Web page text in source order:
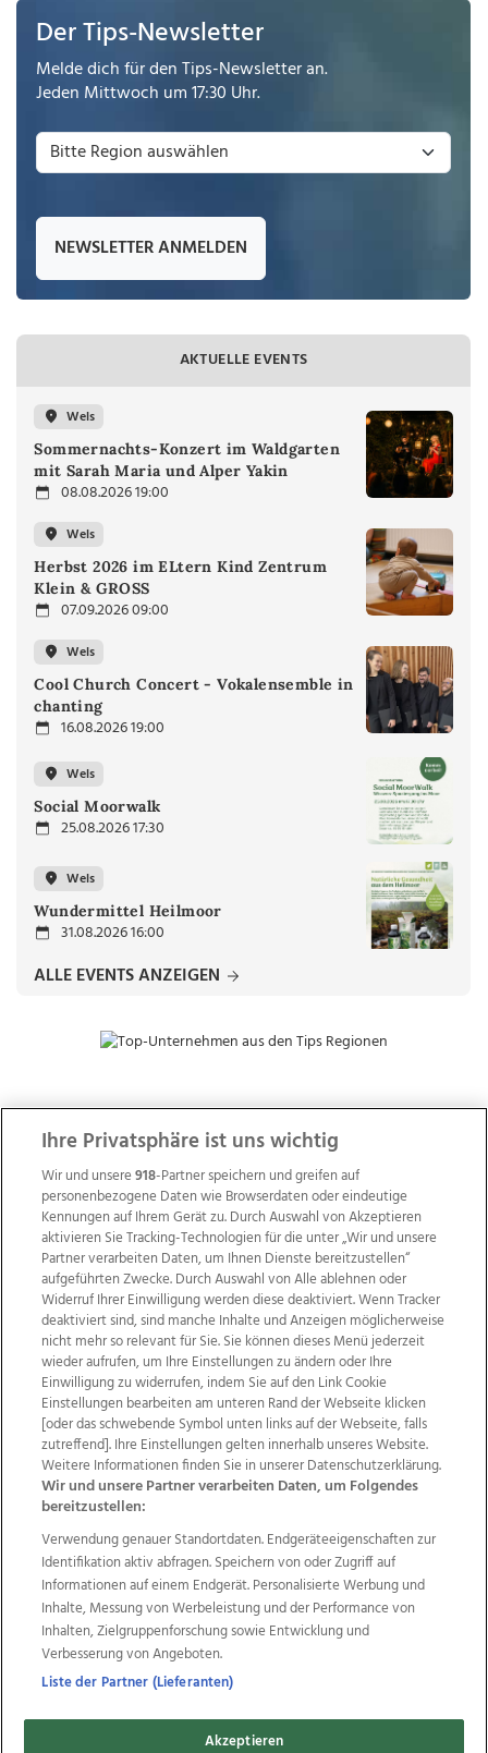
Der Tips-Newsletter
Melde dich für den Tips-Newsletter an.
Jeden Mittwoch um 17:30 Uhr.
NEWSLETTER ANMELDEN
AKTUELLE EVENTS
Wels
Sommernachts-Konzert im Waldgarten
mit Sarah Maria und Alper Yakin
08.08.2026 19:00
Wels
Herbst 2026 im ELtern Kind Zentrum
Klein & GROSS
07.09.2026 09:00
Wels
Cool Church Concert - Vokalensemble in
chanting
16.08.2026 19:00
Wels
Social Moorwalk
25.08.2026 17:30
Wels
Wundermittel Heilmoor
31.08.2026 16:00
ALLE EVENTS ANZEIGEN
ZUR NACHRICHTENÜBERSICHT
Wir über uns Mediadaten Kontakt
Jobs
Datenschutz
Impressum
AGB Anzeigekunden
AGB Website
Ehrenkodex Politische Werbung
Weitere Angebote des Medienhauses Wimmer
TV1 di-mog-i.at OÖNow
Ischler Woche
Life Radio
OÖNachrichten
OÖN Immobilien
OÖN Karriere
OÖN Reise
Promenaden Galerien
Regionaljobs
wasistlos.at
Ihre Privatsphäre ist uns wichtig
Wir und unsere918-Partner speichern und greifen auf
personenbezogene Daten wie Browserdaten oder eindeutige
Kennungen auf Ihrem Gerät zu. Durch Auswahl von Akzeptieren
aktivieren Sie Tracking-Technologien für die unter „Wir und unsere
Partner verarbeiten Daten, um Ihnen Dienste bereitzustellen“
aufgeführten Zwecke. Durch Auswahl von Alle ablehnen oder
Widerruf Ihrer Einwilligung werden diese deaktiviert. Wenn Tracker
deaktiviert sind, sind manche Inhalte und Anzeigen möglicherweise
nicht mehr so relevant für Sie. Sie können dieses Menü jederzeit
wieder aufrufen, um Ihre Einstellungen zu ändern oder Ihre
Einwilligung zu widerrufen, indem Sie auf den Link Cookie
Einstellungen bearbeiten am unteren Rand der Webseite klicken
[oder das schwebende Symbol unten links auf der Webseite, falls
zutreffend]. Ihre Einstellungen gelten innerhalb unseres Website.
Weitere Informationen finden Sie in unserer Datenschutzerklärung.
Wir und unsere Partner verarbeiten Daten, um Folgendes
bereitzustellen:
Verwendung genauer Standortdaten. Endgeräteeigenschaften zur
Identifikation aktiv abfragen. Speichern von oder Zugriff auf
Informationen auf einem Endgerät. Personalisierte Werbung und
Inhalte, Messung von Werbeleistung und der Performance von
Inhalten, Zielgruppenforschung sowie Entwicklung und
Verbesserung von Angeboten.
Liste der Partner (Lieferanten)
Akzeptieren